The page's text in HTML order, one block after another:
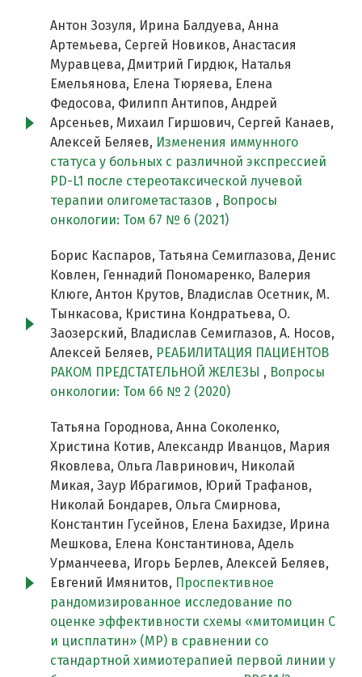
Антон Зозуля, Ирина Балдуева, Анна
Артемьева, Сергей Новиков, Анастасия
Муравцева, Дмитрий Гирдюк, Наталья
Емельянова, Елена Тюряева, Елена
Федосова, Филипп Антипов, Андрей
Арсеньев, Михаил Гиршович, Сергей Канаев,
Алексей Беляев, Изменения иммунного
статуса у больных с различной экспрессией
PD-L1 после стереотаксической лучевой
терапии олигометастазов , Вопросы
онкологии: Том 67 № 6 (2021)
Борис Каспаров, Татьяна Семиглазова, Денис
Ковлен, Геннадий Пономаренко, Валерия
Клюге, Антон Крутов, Владислав Осетник, М.
Тынкасова, Кристина Кондратьева, О.
Заозерский, Владислав Семиглазов, А. Носов,
Алексей Беляев, РЕАБИЛИТАЦИЯ ПАЦИЕНТОВ
РАКОМ ПРЕДСТАТЕЛЬНОЙ ЖЕЛЕЗЫ , Вопросы
онкологии: Том 66 № 2 (2020)
Татьяна Городнова, Анна Соколенко,
Христина Котив, Александр Иванцов, Мария
Яковлева, Ольга Лавринович, Николай
Микая, Заур Ибрагимов, Юрий Трафанов,
Николай Бондарев, Ольга Смирнова,
Константин Гусейнов, Елена Бахидзе, Ирина
Мешкова, Елена Константинова, Адель
Урманчеева, Игорь Берлев, Алексей Беляев,
Евгений Имянитов, Проспективное
рандомизированное исследование по
оценке эффективности схемы «митомицин С
и цисплатин» (MP) в сравнении со
стандартной химиотерапией первой линии у